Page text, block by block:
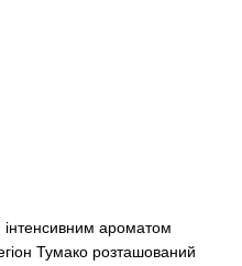
інтенсивним ароматом
Тумако розташований